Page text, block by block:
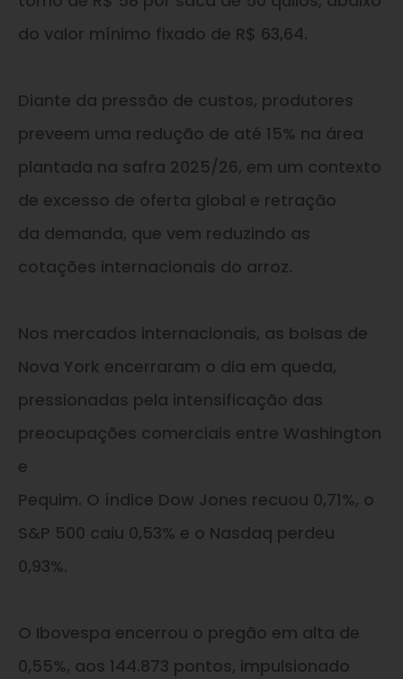
do valor mínimo fixado de R$ 63,64.
Diante da pressão de custos, produtores
preveem uma redução de até 15% na área
plantada na safra 2025/26, em um contexto
de excesso de oferta global e retração
da demanda, que vem reduzindo as
cotações internacionais do arroz.
Nos mercados internacionais, as bolsas de
Nova York encerraram o dia em queda,
pressionadas pela intensificação das
preocupações comerciais entre Washington
e
Pequim. O índice Dow Jones recuou 0,71%, o
S&P 500 caiu 0,53% e o Nasdaq perdeu
0,93%.
O Ibovespa encerrou o pregão em alta de
0,55%, aos 144.873 pontos, impulsionado